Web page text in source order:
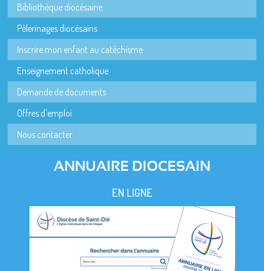
Bibliothèque diocésaine
Pèlerinages diocésains
Inscrire mon enfant au catéchisme
Enseignement catholique
Demande de documents
Offres d'emploi
Nous contacter
ANNUAIRE DIOCESAIN
EN LIGNE